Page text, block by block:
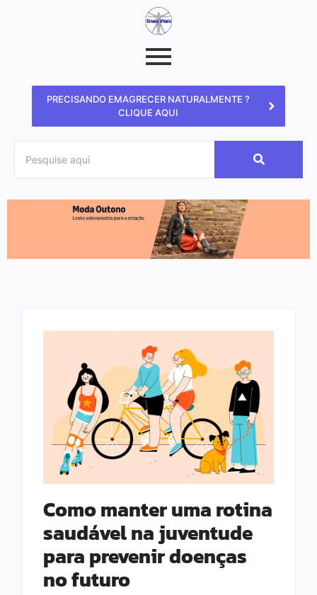
PRECISANDO EMAGRECER NATURALMENTE ?
CLIQUE AQUI
Como manter uma rotina
saudável na juventude
para prevenir doenças
no futuro